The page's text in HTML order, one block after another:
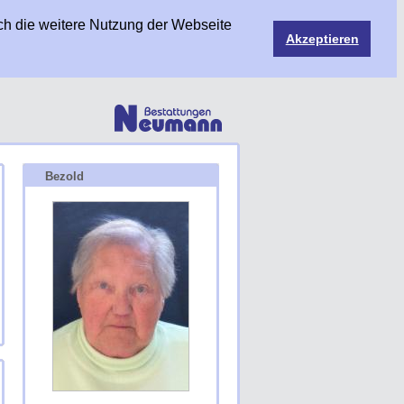
die weitere Nutzung der Webseite
Akzeptieren
Bezold